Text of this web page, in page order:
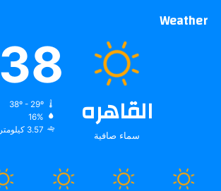
Weather
القاهره
سماء صافية
38
38º - 29º
16%
3.57 كيلومتر/ساعة